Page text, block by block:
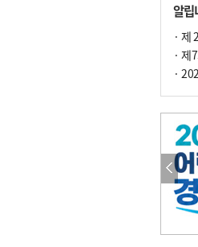
알립
· 제
· 제
·